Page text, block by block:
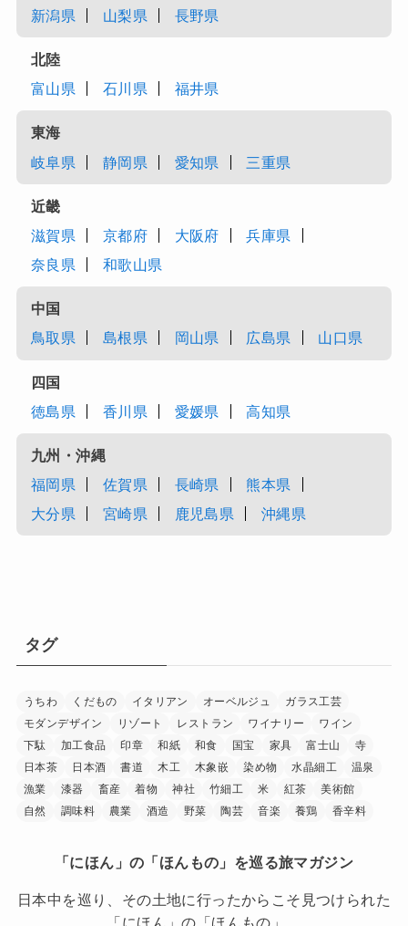
新潟県
山梨県 長野県
北陸
富山県
石川県 福井県
東海
岐阜県
静岡県 愛知県 三重県
近畿
滋賀県
京都府 大阪府
兵庫県
奈良県
和歌山県
中国
鳥取県
島根県 岡山県 広島県 山口県
四国
徳島県
香川県 愛媛県 高知県
九州・沖縄
福岡県
佐賀県 長崎県
熊本県
大分県
宮崎県 鹿児島県 沖縄県
タグ
うちわ くだもの イタリアン オーベルジュ
ガラス工芸
モダンデザイン
リゾート レストラン ワイナリー
ワイン
下駄
加工食品 印章 和紙 和食 国宝 家具 富士山
寺
日本茶
日本酒 書道 木工 木象嵌 染め物 水晶細工
温泉
漁業
漆器 畜産 着物 神社 竹細工 米 紅茶
美術館
自然
調味料 農業 酒造 野菜 陶芸 音楽 養鶏 香辛料
「にほん」の「ほんもの」を巡る旅マガジン
日本中を巡り、その土地に行ったからこそ見つけられた
「にほん」の「ほんもの」。